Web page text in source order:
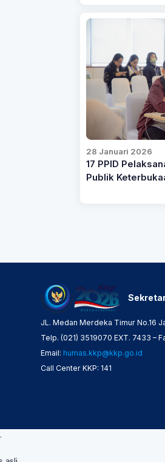
28 Januari 2026
17 PPID
Publik
JL. Medan Merdeka Timur No.16
Telp. (021) 3519070 EXT. 7433 –
Email: humas.kkp@kkp.go.id
Call Center KKP: 141
.